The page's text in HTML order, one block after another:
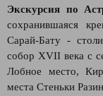
Экскурсия по
сохранившаяся
Сарай-Бату -
собор XVII века с
Лобное место,
места Стеньки